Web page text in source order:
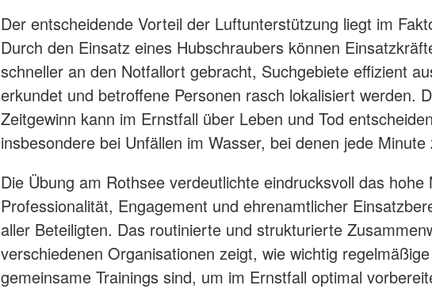
Der entscheidende Vorteil der Luftunterstützung liegt im
Durch den Einsatz eines Hubschraubers können
schneller an den Notfallort gebracht, Suchgebiete effizient
erkundet und betroffene Personen rasch lokalisiert werden.
Zeitgewinn kann im Ernstfall über Leben und Tod
insbesondere bei Unfällen im Wasser, bei denen jede Minute
Die Übung am Rothsee verdeutlichte eindrucksvoll das hohe
Professionalität, Engagement und ehrenamtlicher
aller Beteiligten. Das routinierte und strukturierte
verschiedenen Organisationen zeigt, wie wichtig regelmäßige
gemeinsame Trainings sind, um im Ernstfall optimal